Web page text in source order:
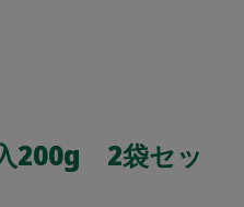
200g 2袋セッ